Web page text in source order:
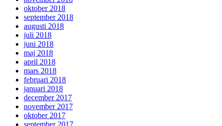
oktober 2018
september 2018
augusti 2018
juli 2018
juni 2018
maj 2018
april 2018
mars 2018
februari 2018
januari 2018
december 2017
november 2017
oktober 2017
september 2017